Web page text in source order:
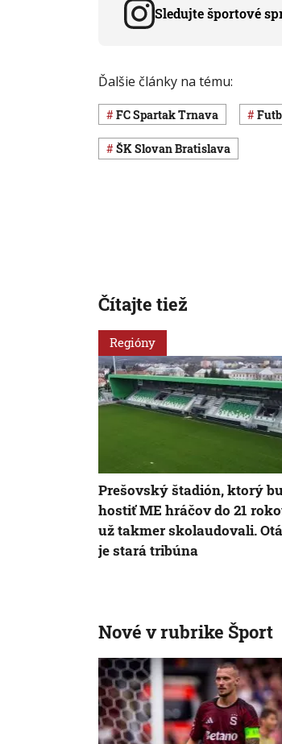
Sledujte športové
Ďalšie články na tému:
FC Spartak Trnava
ŠK Slovan Bratislava
Čítajte tiež
Regióny
Prešovský štadión, ktorý
hostiť ME hráčov do 21
už takmer skolaudovali.
je stará tribúna
Nové v rubrike Šport